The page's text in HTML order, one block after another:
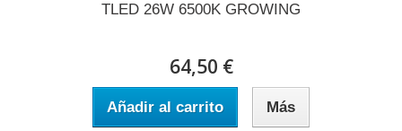
TLED 26W 6500K GROWING
64,50 €
Añadir al carrito Más